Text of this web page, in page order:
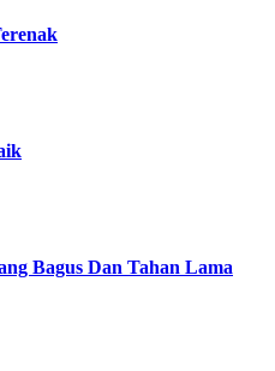
Bagus Dan Tahan Lama